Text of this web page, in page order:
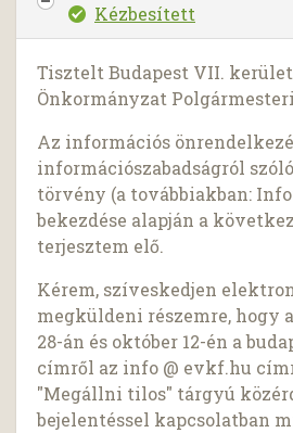
Kézbesített
Tisztelt Budapest VII.
Önkormányzat
Az információs
információszabadságról
törvény (a továbbiakban:
bekezdése alapján a
terjesztem elő.
Kérem, szíveskedjen
megküldeni részemre, hogy
28-án és október 12-én a
címről az info @ evkf.hu
"Megállni tilos" tárgyú
bejelentéssel kapcsolatban